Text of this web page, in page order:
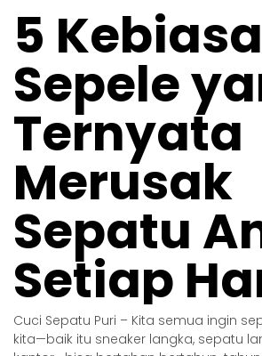
5
Sepele
Ternyata
Merusak
Sepatu
Setiap
Cuci Sepatu Puri – Kita semua ingin
kita—baik itu sneaker langka, sepatu